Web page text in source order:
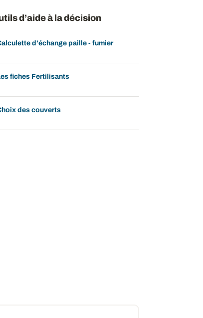
d’aide à la décision
d'échange paille - fumier
fiches Fertilisants
des couverts